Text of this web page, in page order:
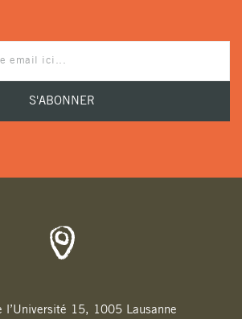
l’Université 15, 1005 Lausanne